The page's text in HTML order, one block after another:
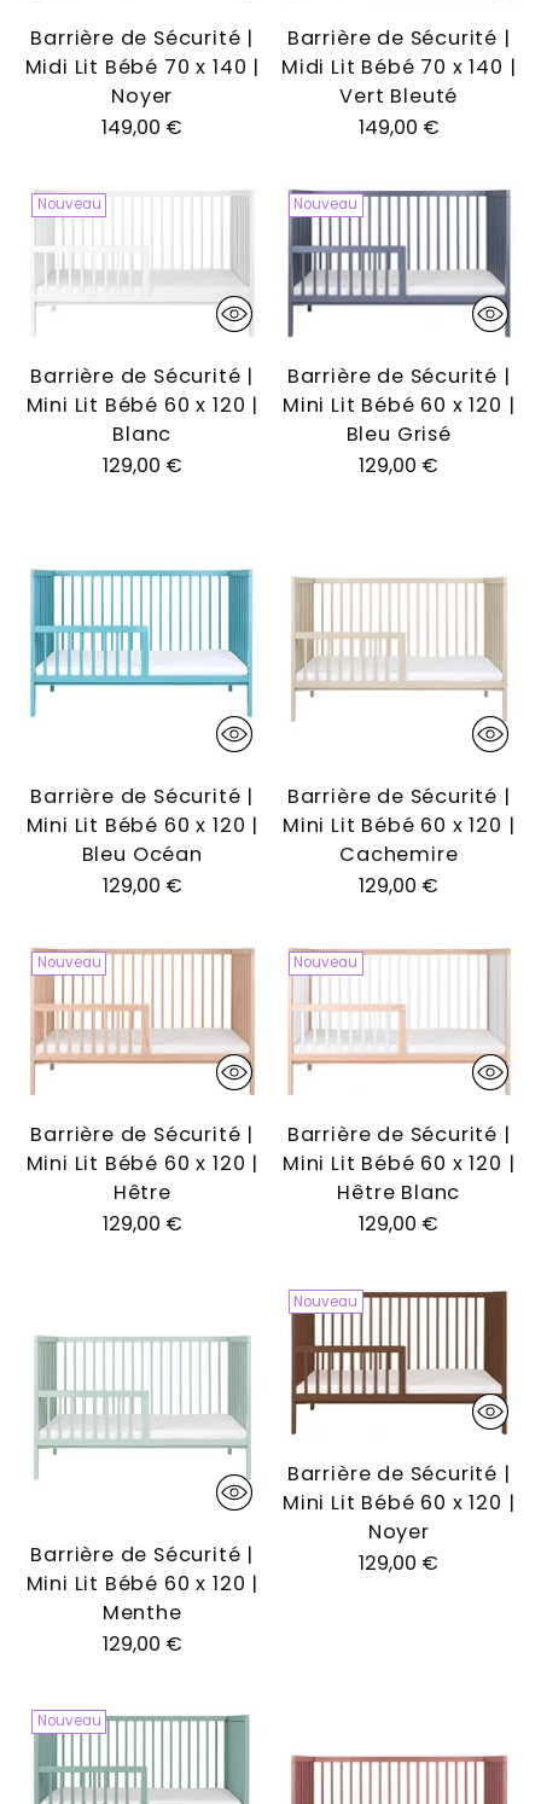
Barrière de Sécurité |
Midi Lit Bébé 70 x 140 |
Noyer
149,00 €
Barrière de Sécurité |
Midi Lit Bébé 70 x 140 |
Vert Bleuté
149,00 €
Nouveau
Barrière de Sécurité |
Mini Lit Bébé 60 x 120 |
Blanc
129,00 €
Nouveau
Barrière de Sécurité |
Mini Lit Bébé 60 x 120 |
Bleu Grisé
129,00 €
Barrière de Sécurité |
Mini Lit Bébé 60 x 120 |
Bleu Océan
129,00 €
Barrière de Sécurité |
Mini Lit Bébé 60 x 120 |
Cachemire
129,00 €
Nouveau
Barrière de Sécurité |
Mini Lit Bébé 60 x 120 |
Hêtre
129,00 €
Nouveau
Barrière de Sécurité |
Mini Lit Bébé 60 x 120 |
Hêtre Blanc
129,00 €
Barrière de Sécurité |
Mini Lit Bébé 60 x 120 |
Menthe
129,00 €
Nouveau
Barrière de Sécurité |
Mini Lit Bébé 60 x 120 |
Noyer
129,00 €
Nouveau